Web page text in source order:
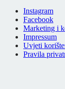
Instagram
Facebook
Marketing i
Impressum
Uvjeti
Pravila